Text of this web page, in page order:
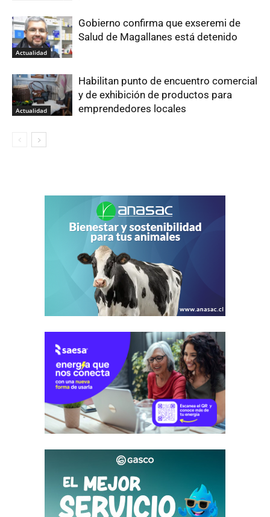
Actualidad
Gobierno confirma que exseremi de
Salud de Magallanes está detenido
Actualidad
Habilitan punto de encuentro comercial
y de exhibición de productos para
emprendedores locales